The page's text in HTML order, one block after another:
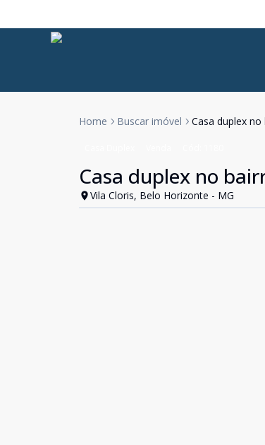
Home Buscar imóvel Casa duplex no
Casa duplex no
Vila Cloris, Belo Horizonte - MG